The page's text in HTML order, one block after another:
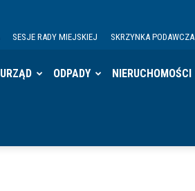
SESJE RADY MIEJSKIEJ SKRZYNKA PODAWCZA
URZĄD ODPADY NIERUCHOMOŚCI